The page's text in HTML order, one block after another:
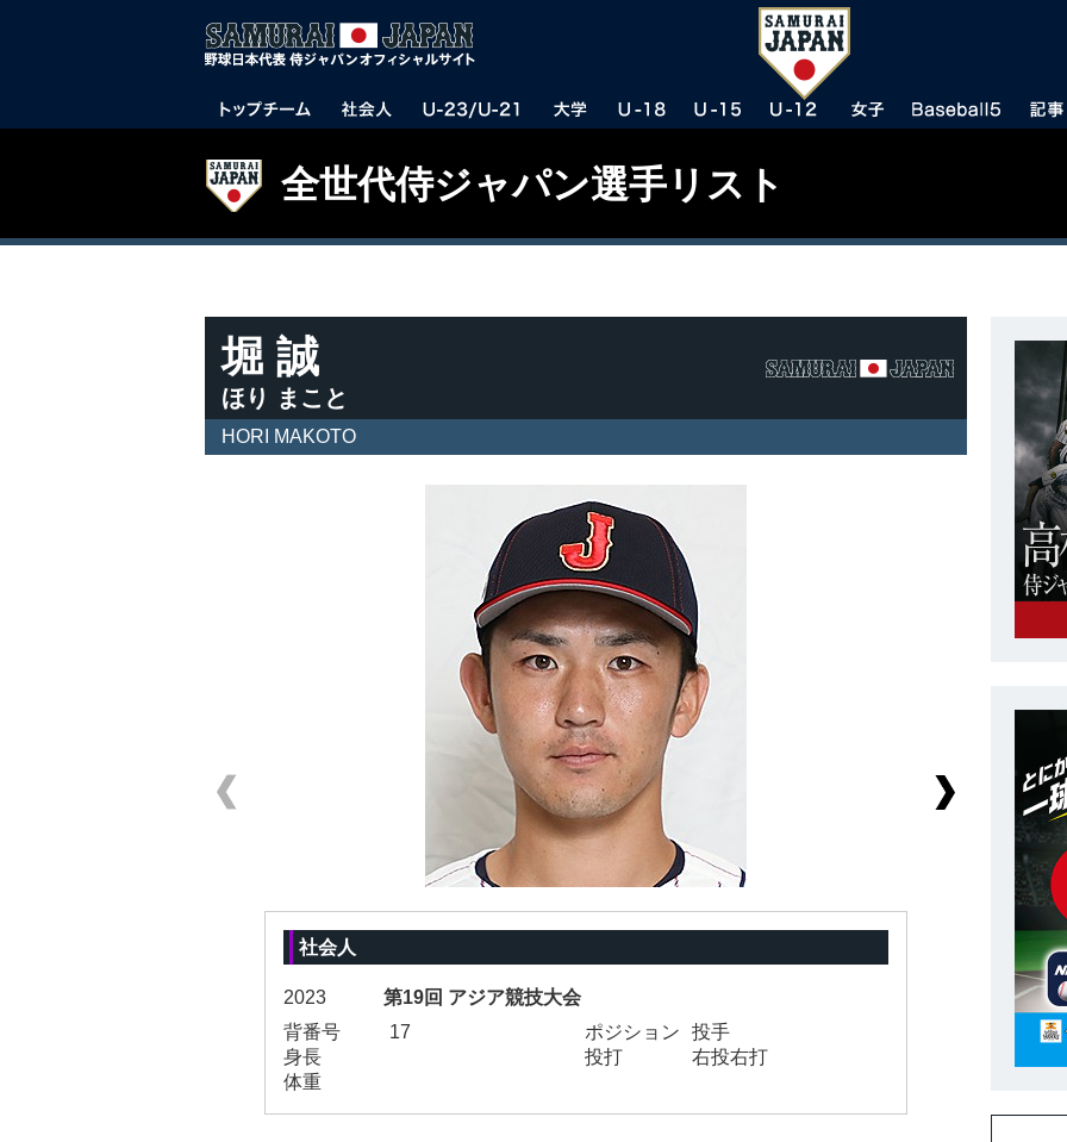
全世代侍ジャパン選手リスト
堀 誠
ほり まこと
HORI MAKOTO
社会人
2023
第19回 アジア競技大会
背番号
17 ポジション
投手
身長
投打
右投右打
体重